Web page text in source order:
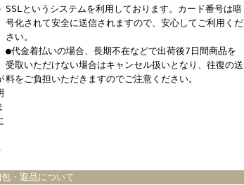
SSLというシステムを利用しております。カード番号は暗
号化されて安全に送信されますので、安心してご利用くだ
さい。
●代金着払いの場合、長期不在などで出荷後7日間商品を
受取いただけない場合はキャンセル扱いとなり、往復の送
料をご負担いただきますのでご注意ください。
・返品について